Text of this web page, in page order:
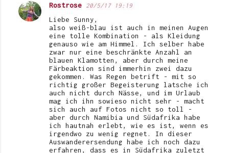
Rostrose 20/5/17 19:19
Liebe Sunny,
also weiß-blau ist auch in meinen Augen
eine tolle Kombination - als Kleidung
genauso wie am Himmel. Ich selber habe
zwar nur eine beschränkte Anzahl an
blauen Klamotten, aber durch meine
Färbeaktion sind immerhin zwei dazu
gekommen. Was Regen betrift - mit so
richtig großer Begeisterung latsche ich
auch nicht durch Nässe, und im Urlaub
mag ich ihn sowieso nicht sehr - macht
sich auch auf Fotos nicht so toll -
aber durch Namibia und Südafrika habe
ich hautnah erlebt, wie es ist, wenn es
irgendwo zu wenig regnet. In dieser
Auswanderersendung habe ich noch dazu
erfahren, dass es in Südafrika zuletzt